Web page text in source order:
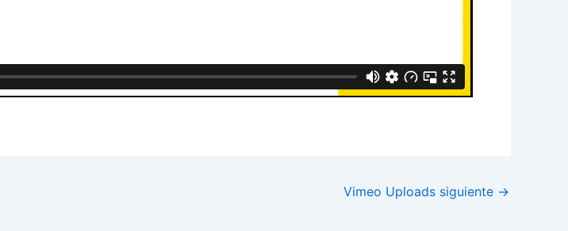
Vimeo Uploads siguiente →